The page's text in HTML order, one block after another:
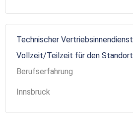
Technischer
Vollzeit/Teilzeit für den
Berufserfahrung
Innsbruck